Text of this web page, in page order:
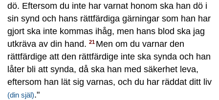
dö. Eftersom du inte har varnat honom ska han dö i
sin synd och hans rättfärdiga gärningar som han har
gjort ska inte kommas ihåg, men hans blod ska jag
utkräva av din hand. 21 Men om du varnar den
rättfärdige att den rättfärdige inte ska synda och han
låter bli att synda, då ska han med säkerhet leva,
eftersom han lät sig varnas, och du har räddat ditt liv
(din själ)."